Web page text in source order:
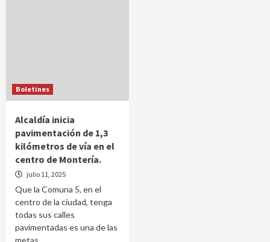
Boletines
Alcaldía inicia
pavimentación de 1,3
kilómetros de vía en el
centro de Montería.
julio 11, 2025
Que la Comuna 5, en el
centro de la ciudad, tenga
todas sus calles
pavimentadas es una de las
metas...